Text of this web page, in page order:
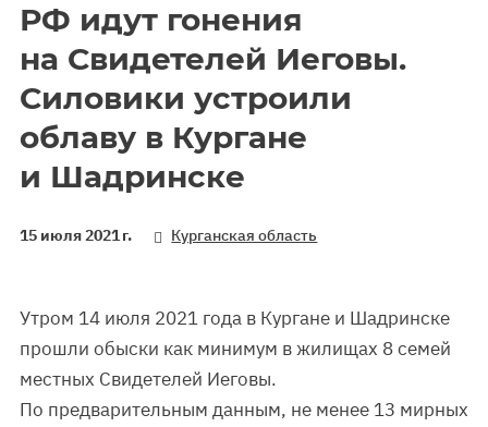
РФ идут гонения
на Свидетелей Иеговы.
Силовики устроили
облаву в Кургане
и Шадринске
15 июля 2021 г. Курганская область
Утром 14 июля 2021 года в Кургане и Шадринске
прошли обыски как минимум в жилищах 8 семей
местных Свидетелей Иеговы.
По предварительным данным, не менее 13 мирных